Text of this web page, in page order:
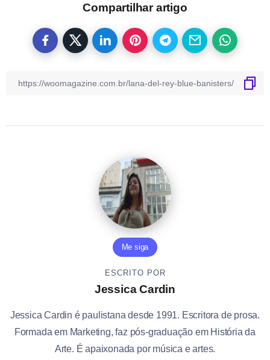
Compartilhar artigo
Me siga
ESCRITO POR
Jessica Cardin
Jessica Cardin é paulistana desde 1991. Escritora de prosa.
Formada em Marketing, faz pós-graduação em História da
Arte. É apaixonada por música e artes.